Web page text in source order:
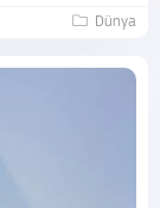
Dünya